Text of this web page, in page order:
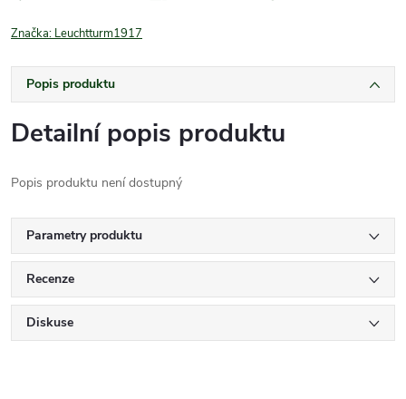
Značka: Leuchtturm1917
Popis produktu
Detailní popis produktu
Popis produktu není dostupný
Parametry produktu
Recenze
Diskuse